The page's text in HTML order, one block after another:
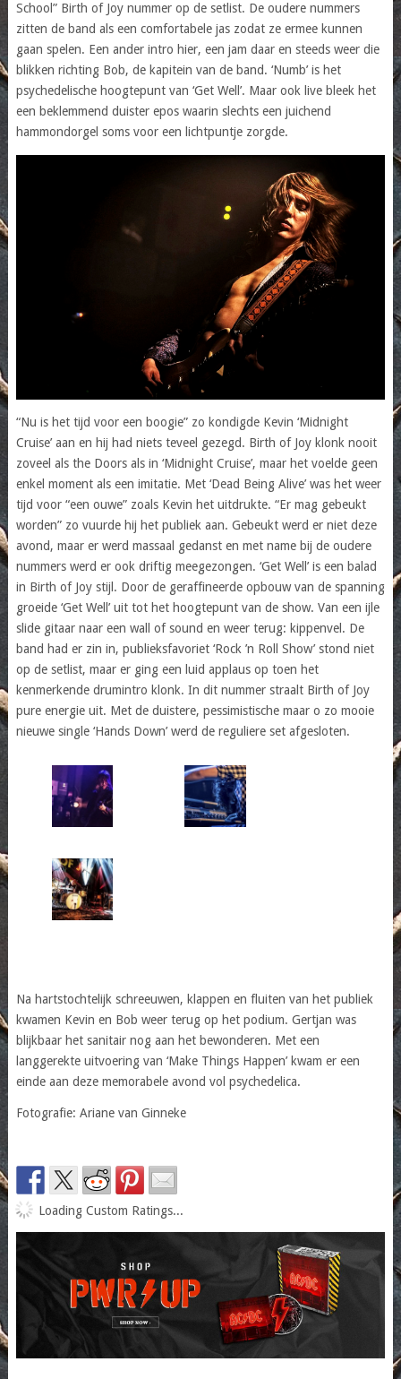
School” Birth of Joy nummer op de setlist. De oudere nummers
zitten de band als een comfortabele jas zodat ze ermee kunnen
gaan spelen. Een ander intro hier, een jam daar en steeds weer die
blikken richting Bob, de kapitein van de band. ‘Numb’ is het
psychedelische hoogtepunt van ‘Get Well’. Maar ook live bleek het
een beklemmend duister epos waarin slechts een juichend
hammondorgel soms voor een lichtpuntje zorgde.
“Nu is het tijd voor een boogie” zo kondigde Kevin ‘Midnight
Cruise’ aan en hij had niets teveel gezegd. Birth of Joy klonk nooit
zoveel als the Doors als in ‘Midnight Cruise’, maar het voelde geen
enkel moment als een imitatie. Met ‘Dead Being Alive’ was het weer
tijd voor “een ouwe” zoals Kevin het uitdrukte. “Er mag gebeukt
worden” zo vuurde hij het publiek aan. Gebeukt werd er niet deze
avond, maar er werd massaal gedanst en met name bij de oudere
nummers werd er ook driftig meegezongen. ‘Get Well’ is een balad
in Birth of Joy stijl. Door de geraffineerde opbouw van de spanning
groeide ‘Get Well’ uit tot het hoogtepunt van de show. Van een ijle
slide gitaar naar een wall of sound en weer terug: kippenvel. De
band had er zin in, publieksfavoriet ‘Rock ’n Roll Show’ stond niet
op de setlist, maar er ging een luid applaus op toen het
kenmerkende drumintro klonk. In dit nummer straalt Birth of Joy
pure energie uit. Met de duistere, pessimistische maar o zo mooie
nieuwe single ‘Hands Down’ werd de reguliere set afgesloten.
Na hartstochtelijk schreeuwen, klappen en fluiten van het publiek
kwamen Kevin en Bob weer terug op het podium. Gertjan was
blijkbaar het sanitair nog aan het bewonderen. Met een
langgerekte uitvoering van ‘Make Things Happen’ kwam er een
einde aan deze memorabele avond vol psychedelica.
Fotografie: Ariane van Ginneke
Loading Custom Ratings...